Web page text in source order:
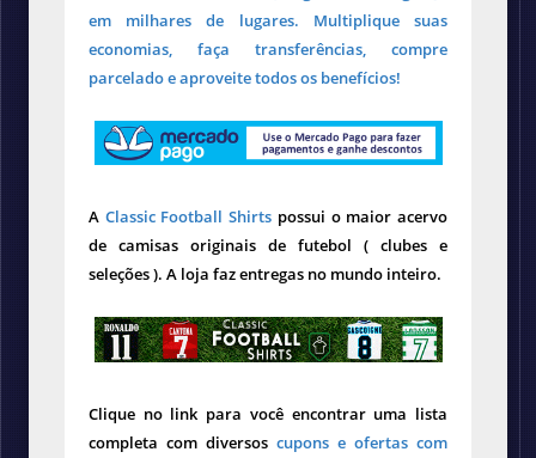
em milhares de lugares. Multiplique suas
economias, faça transferências, compre
parcelado e aproveite todos os benefícios!
A Classic Football Shirts possui o maior acervo
de camisas originais de futebol ( clubes e
seleções ). A loja faz entregas no mundo inteiro.
Clique no link para você encontrar uma lista
completa com diversos cupons e ofertas com